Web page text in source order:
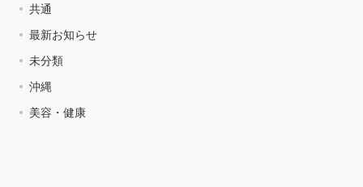
共通
最新お知らせ
未分類
沖縄
美容・健康